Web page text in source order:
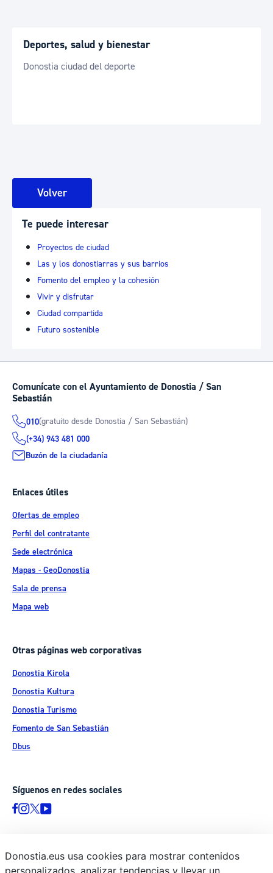
Deportes, salud y bienestar
Donostia ciudad del deporte
Volver
Te puede interesar
Proyectos de ciudad
Las y los donostiarras y sus barrios
Fomento del empleo y la cohesión
Vivir y disfrutar
Ciudad compartida
Futuro sostenible
Comunícate con el Ayuntamiento de Donostia / San
Sebastián
010(gratuito desde Donostia / San Sebastián)
(+34) 943 481 000
Buzón de la ciudadanía
Enlaces útiles
Ofertas de empleo
Perfil del contratante
Sede electrónica
Mapas - GeoDonostia
Sala de prensa
Mapa web
Otras páginas web corporativas
Donostia Kirola
Donostia Kultura
Donostia Turismo
Fomento de San Sebastián
Dbus
Síguenos en redes sociales
© Donostiako Udala - Ayuntamiento de Donostia / San Sebastián
Donostia.eus usa cookies para mostrar contenidos
personalizados, analizar tendencias y llevar un